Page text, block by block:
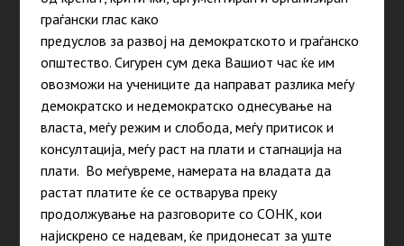
граѓански глас како
предуслов за развој на демократското и граѓанско
општество. Сигурен сум дека Вашиот час ќе им
овозможи на учениците да направат разлика меѓу
демократско и недемократско однесување на
власта, меѓу режим и слобода, меѓу притисок и
консултација, меѓу раст на плати и стагнација на
плати. Во меѓувреме, намерата на владата да
растат платите ќе се остварува преку
продолжување на разговорите со СОНК, кои
најискрено се надевам, ќе придонесат за уште